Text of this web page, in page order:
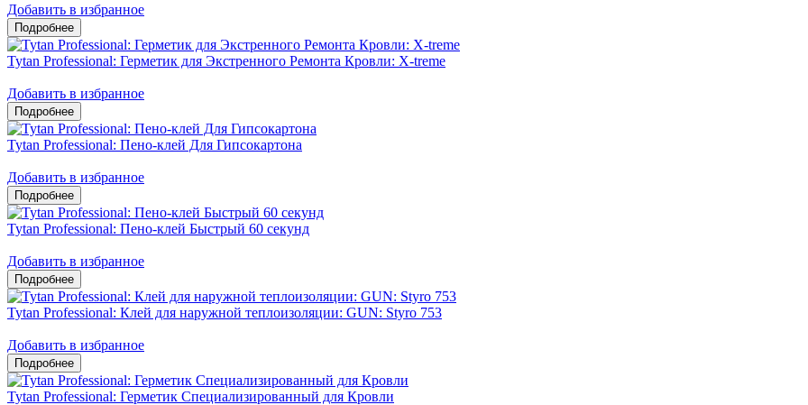
Добавить в избранное
Tytan Professional: Герметик для Экстренного Ремонта Кровли: X-treme
Добавить в избранное
Tytan Professional: Пено-клей Для Гипсокартона
Добавить в избранное
Tytan Professional: Пено-клей Быстрый 60 секунд
Добавить в избранное
Tytan Professional: Клей для наружной теплоизоляции: GUN: Styro 753
Добавить в избранное
Tytan Professional: Герметик Специализированный для Кровли